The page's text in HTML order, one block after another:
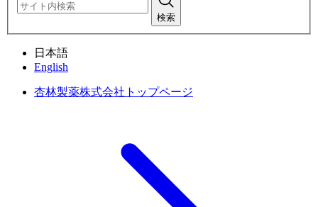
検索
日本語
English
杏林製薬株式会社トップページ